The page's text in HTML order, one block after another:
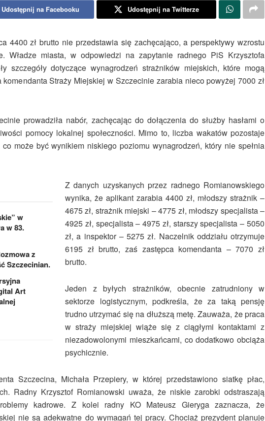
Udostępnij na Facebooku Udostępnij na Twitterze
4400 zł brutto nie przedstawia się zachęcająco, a perspektywy wzrostu
Władze miasta, w odpowiedzi na zapytanie radnego PiS Krzysztofa
szczegóły dotyczące wynagrodzeń strażników miejskich, które mogą
Straży Miejskiej w Szczecinie zarabia nieco powyżej 7000 zł
prowadziła nabór, zachęcając do dołączenia do służby hasłami o
pomocy lokalnej społeczności. Mimo to, liczba wakatów pozostaje
może być wynikiem niskiego poziomu wynagrodzeń, który nie spełnia
w
w 83.
z
Szczecinian.
Art
Z danych uzyskanych przez radnego Romianowskiego
wynika, że aplikant zarabia 4400 zł, młodszy strażnik –
4675 zł, strażnik miejski – 4775 zł, młodszy specjalista –
4925 zł, specjalista – 4975 zł, starszy specjalista – 5050
zł, a inspektor – 5275 zł. Naczelnik oddziału otrzymuje
6195 zł brutto, zaś zastępca komendanta – 7070 zł
brutto.
Jeden z byłych strażników, obecnie zatrudniony w
sektorze logistycznym, podkreśla, że za taką pensję
trudno utrzymać się na dłuższą metę. Zauważa, że praca
w straży miejskiej wiąże się z ciągłymi kontaktami z
niezadowolonymi mieszkańcami, co dodatkowo obciąża
psychicznie.
Szczecina, Michała Przepiery, w której przedstawiono siatkę płac,
Radny Krzysztof Romianowski uważa, że niskie zarobki odstraszają
kadrowe. Z kolei radny KO Mateusz Gieryga zaznacza, że
nie są adekwatne do wymagań tej pracy. Chociaż prezydent planuje